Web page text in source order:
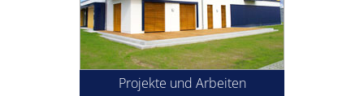
Projekte und Arbeiten